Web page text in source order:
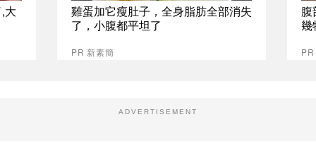
大
雞蛋加它瘦肚子，全身脂肪全部消失
了，小腹都平坦了
PR 新素簡
腹
幾
ADVERTISEMENT